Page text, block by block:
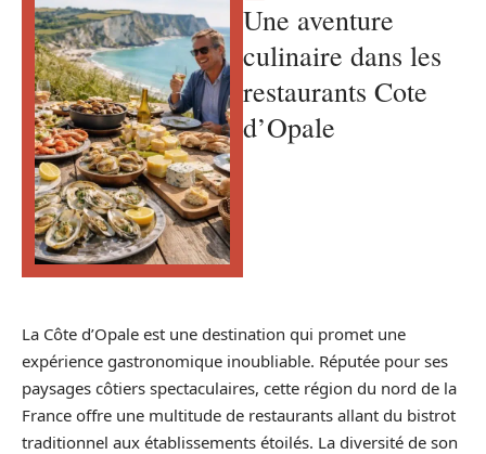
Une aventure
culinaire dans les
restaurants Cote
d’Opale
La Côte d’Opale est une destination qui promet une
expérience gastronomique inoubliable. Réputée pour ses
paysages côtiers spectaculaires, cette région du nord de la
France offre une multitude de restaurants allant du bistrot
traditionnel aux établissements étoilés. La diversité de son